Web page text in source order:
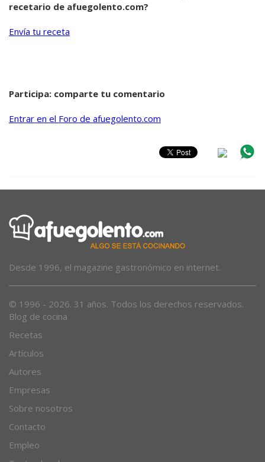
recetario de afuegolento.com?
Envía tu receta
Participa: comparte tu comentario
Entrar en el Foro de afuegolento.com
Desde 1996, el magazine gastronómico en internet.
© 1996 - 2026. 31 años. Todos los derechos reservados.
Blog de cocina
Recetas
Artículos
Autores
Empresas
Sobre nosotros
Contacto
Empleo